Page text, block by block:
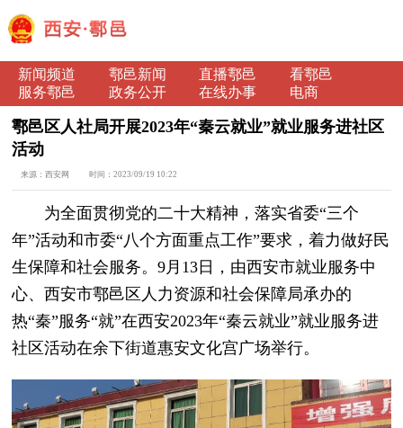
新闻频道 鄠邑新闻 直播鄠邑
看鄠邑
服务鄠邑
政务公开 在线办事 电商
鄠邑区人社局开展2023年“秦云就业”就业服务进社区
活动
来源：西安网 时间：2023/09/19 10:22
为全面贯彻党的二十大精神，落实省委“三个
年”活动和市委“八个方面重点工作”要求，着力做好民
生保障和社会服务。9月13日，由西安市就业服务中
心、西安市鄠邑区人力资源和社会保障局承办的
热“秦”服务“就”在西安2023年“秦云就业”就业服务进
社区活动在余下街道惠安文化宫广场举行。